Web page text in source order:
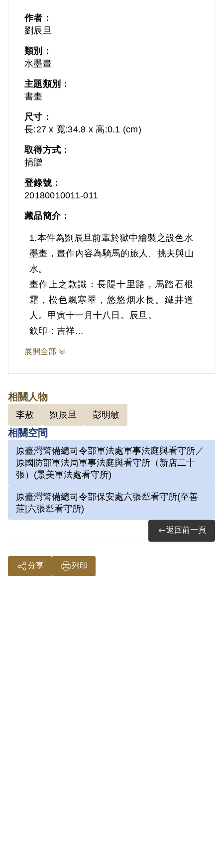
作者：
劉辰旦
類別：
水墨畫
主題類別：
書畫
尺寸：
長:27 x 寬:34.8 x 高:0.1 (cm)
取得方式：
捐贈
登錄號：
20180010011-011
藏品簡介：
1.本件為劉辰旦前輩於獄中繪製之設色水
墨畫，畫作內容為騎馬的旅人、挑夫與山
水。
畫作上之款識：長隄十里路，馬踏石根
霜，松色飄寒翠，悠悠烟水長。鐵井道
人。甲寅十一月十八日。辰旦。
欽印：吉祥
手繪欽印：辰旦。
因景美看守所所方聲稱有些顏料含毒，為
防止自殺事件而嚴格禁止，直至其轉至外
役區手工藝工廠，才能嘗試不同顏料之創
作。亦有部分畫作是出獄後再上色的分二
次完成之作品。本幅畫作應為至外役區手
工藝工廠完成之作品。
「鐵井道人」的字號，是劉辰旦對自身處
因此鐵井道人就是坐牢的人之意。
畫作中劉辰旦前輩以畫筆模仿書法篆刻章
之印記，落款「畫」印不但豐富畫面，增
添趣味性，更強調他心靈的自由與灑脫，
不受六面牆的拘禁。
貌似達摩側臉的落款，是劉辰旦獨樹一格
展開全部
相關人物
李敖 劉辰旦 彭明敏
相關空間
原臺灣警備總司令部軍法處軍事法庭與看守所／
原國防部軍法局軍事法庭與看守所（新店二十
張）(景美軍法處看守所)
原臺灣警備總司令部保安處六張犁看守所(至善
莊|六張犁看守所)
返回前一頁
分享 列印